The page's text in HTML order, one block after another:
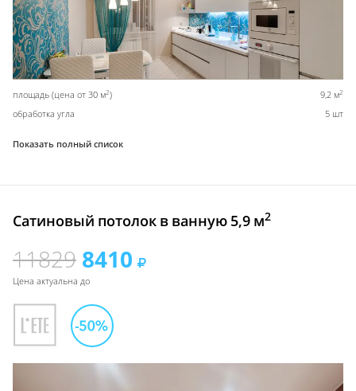
площадь (цена от 30 м2) 9,2 м2
обработка угла 5 шт
Показать полный список
Сатиновый потолок в ванную 5,9 м2
11829 8410
Цена актуальна до